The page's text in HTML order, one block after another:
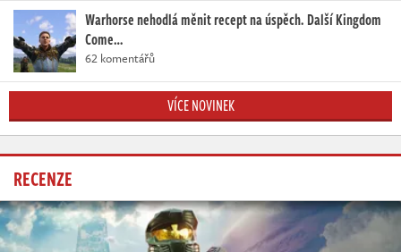
Warhorse nehodlá měnit recept na úspěch. Další Kingdom
Come…
62 komentářů
VÍCE NOVINEK
RECENZE